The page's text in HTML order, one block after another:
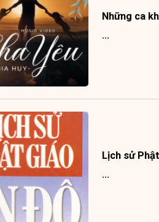
Những ca
...
Lịch sử
...